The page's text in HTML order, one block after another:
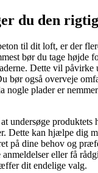
du den
til dit loft, er der
bør du tage højde
Dette vil påvirke
bør også overveje
nogle plader er
undersøge produktets
Dette kan hjælpe dig
på dine behov og
eller få
dit endelige valg.